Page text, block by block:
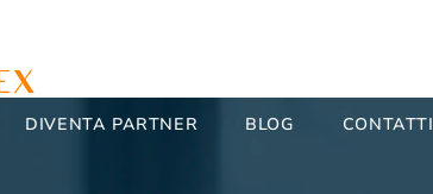
DIVENTA PARTNER BLOG CONTATTI